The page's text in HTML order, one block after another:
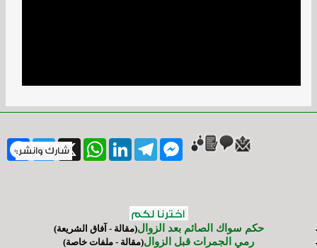
Twitter X
WhatsApp
LinkedInTelegram
Messenger
حكم سواك الصائم بعد الزوال(مقالة - آفاق الشريعة)
رمي الجمرات قبل الزوال(مقالة - ملفات خاصة)